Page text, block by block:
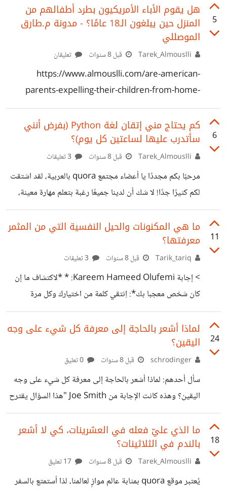
هذا الموضوع في مجتمع التعلم والتعليم لأنه يُعنى بالتعلم ولكني
رأيت أن هذا المجتمع أنسب. هناك مشكلة أن بضعة مجتمعات
تستحوذ على معظم المشاركات حتى تلك التي تناسبها مجتمعات
أكثر تخصصا. عموما، لا عليكم. واعذروني على ترجمتي التي أقل
ما يقال عنها (مشي الحال) كما أنها تختصر بعض الكلام. ملاحظة:
هذه الإجابة ليست
5
هل يقوم الأباء الأمريكيون بطرد أطفالهم من
المنزل حين يبلغون الـ18 عامًا؟ - مدونة م.طارق
الموصللي
قبل 8 سنوات تعليقان
https://www.almouslli.com/are-american-
parents-expelling-their-children-from-home-
when-they-reach-18/
6
كم يحتاج مني إتقان لغة Python (بفرض أنني
سأتدرب عليها لساعتين كل يوم)؟
قبل 8 سنوات
مرحبًا بكم مجددًا يا أعضاء مجتمع quora بالعربية، لقد اشتقت
لكم كثيرًا جدًا! لا شك أن لدينا جميعًا رغبة بتعلم مهارة معينة،
ولأن كوكب Quora يضجّ بالحياة، فقد ارتأيت نقل تجربة أحد
أعضائه إليكم. يطرح صديقنا العزيز سؤال العنوان، وقبل نقل
إجابة بقية الأصدقاء. دعوني أخبركم بتجربتي القصيرة المشتتة
مع هذه اللغة (Python). أذكر محاولتي تعلمها قبل حوالي
العامين، وكانت تجربة غريبة بعض الشيء، فرغم وضوح الأوامر
فيها (وهي لا تعدو كتابة Print لإظهار نص على الشاشة، سهلة!)
11
ما هي المكنونات والحيل النفسية التي من المثمر
معرفتها؟
قبل 8 سنوات
> إجابة Kareem Hameed Olufemi: * *لاكتشاف ما إن
كان شخص معجبا بك*: اِنتقي كلمة من اختيارك وكل مرة
يستخدم الشخص فيها نفس الكلمة أو مرادفا لها قم باِيماءة
وتبسم، إن كان يكن لك حبا وإعجابا ستراه يستعملها كلما سنحت
الفرصة * *هل تريد ان يأخذ الناس كلامك على محمل الجد*:
في كل مرة تخبر أحدهم شيئا، أردف لكلامك أنك تناقلته عن
والدك، الناس عادة يميلون إلى تصديق نصائح الآباء. * *كن
المنتصر النهائي في "حجرة ورقة مقص"*: قبل بدء
24
لماذا أشعر بالحاجة إلى معرفة كل شيء على وجه
اليقين؟
قبل 8 سنوات
سأل أحدهم: لماذا أشعر بالحاجة إلى معرفة كل شيء على وجه
اليقين؟ وهذه كانت الإجابة من Joe Smith "هذا السؤال يقترح
بقوة أنك تعاني من كونك شخصاً صغير السن. أو أنك تعاني
ببساطة من إحساس قوي من الفضول العقلي، وهو شيء ليس
بسيء على الإطلاق. أنت لست غريب، لست على خطأ، لا تتصرف
كأخرق. أنت فقط فضولي. وهذا الفصول يدخلك في حلقات لا
نهاية لها عندما تحاول التفكير في أسئلة كبيرة. أنت تعتبر أن هناك
18
ما الذي عليّ فعله في العشرينات، كي لا أشعر
بالندم في الثلاثينات؟
قبل 8 سنوات
يُعتبر موقع quora بمثابة عالم موازٍ لعالمنا، لذا أستمتع بالسفر